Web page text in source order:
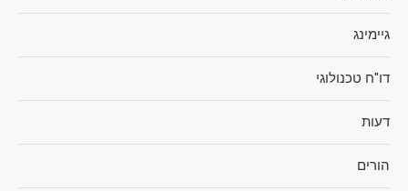
גיימינג
דו"ח טכנולוגי
דעות
הורים